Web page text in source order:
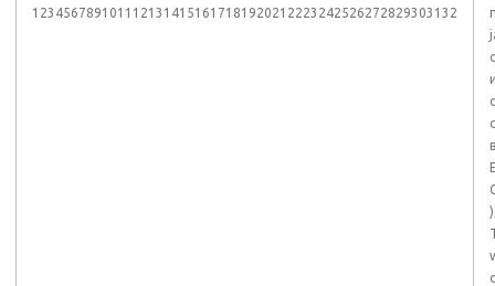
1234567891011121314151617181920212223242526272829303132